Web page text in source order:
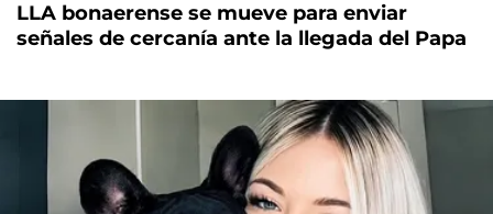
LLA bonaerense se mueve para enviar
señales de cercanía ante la llegada del Papa